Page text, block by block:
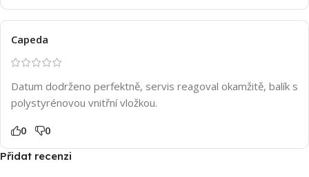
Capeda
Datum dodrženo perfektně, servis reagoval okamžitě, balík s
polystyrénovou vnitřní vložkou.
0 0
Přidat recenzi